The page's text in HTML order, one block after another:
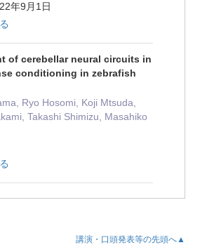
年9月1日
of cerebellar neural circuits in
conditioning in zebrafish
Ryo Hosomi, Koji Mtsuda,
Takashi Shimizu, Masahiko
講演・口頭発表等の先頭へ▲